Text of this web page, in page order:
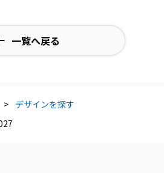
一覧へ戻る
デザインを探す